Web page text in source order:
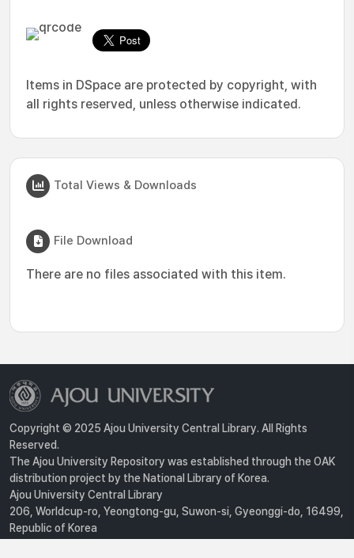
Items in DSpace are protected by copyright, with
all rights reserved, unless otherwise indicated.
Total Views & Downloads
File Download
There are no files associated with this item.
Copyright © 2025 Ajou University Central Library. All Rights
Reserved.
The Ajou University Repository was established through the OAK
distribution project by the National Library of Korea.
Ajou University Central Library
206, Worldcup-ro, Yeongtong-gu, Suwon-si, Gyeonggi-do, 16499,
Republic of Korea